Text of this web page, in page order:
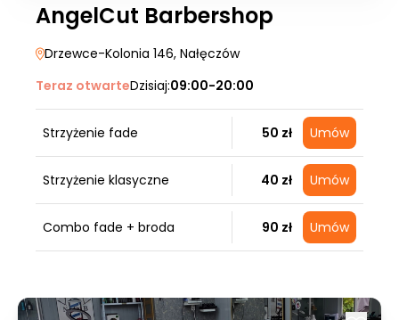
AngelCut Barbershop
Drzewce-Kolonia 146, Nałęczów
Teraz otwarteDzisiaj:09:00-20:00
Strzyżenie fade 50 zł Umów
Strzyżenie klasyczne 40 zł Umów
Combo fade + broda 90 zł Umów